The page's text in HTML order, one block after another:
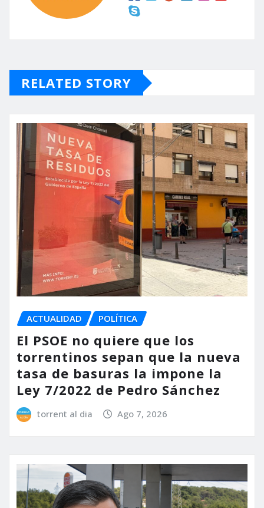
RELATED STORY
ACTUALIDAD POLÍTICA
El PSOE no quiere que los
torrentinos sepan que la nueva
tasa de basuras la impone la
Ley 7/2022 de Pedro Sánchez
torrent al dia Ago 7, 2026